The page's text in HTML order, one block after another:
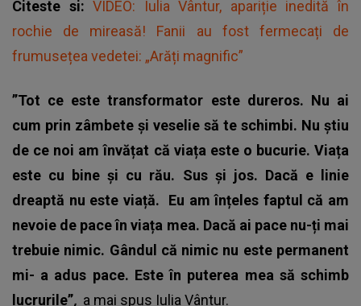
Citeste si:VIDEO: Iulia Vântur, apariție inedită în
rochie de mireasă! Fanii au fost fermecați de
frumusețea vedetei: „Arăți magnific”
”Tot ce este transformator este dureros. Nu ai
cum prin zâmbete și veselie să te schimbi. Nu știu
de ce noi am învățat că viața este o bucurie. Viața
este cu bine și cu rău. Sus și jos. Dacă e linie
dreaptă nu este viață. Eu am înțeles faptul că am
nevoie de pace în viața mea. Dacă ai pace nu-ți mai
trebuie nimic. Gândul că nimic nu este permanent
mi- a adus pace. Este în puterea mea să schimb
lucrurile”, a mai spus Iulia Vântur.